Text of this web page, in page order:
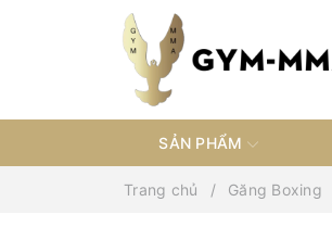
SẢN PHẨM
Trang chủ Găng Boxing